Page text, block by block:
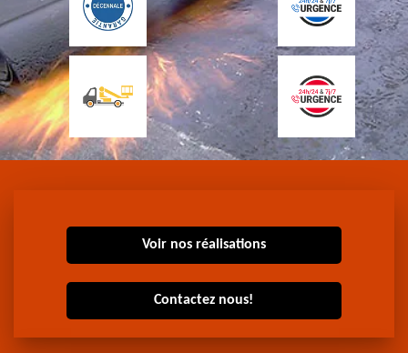
Voir nos réalisations
Contactez nous!